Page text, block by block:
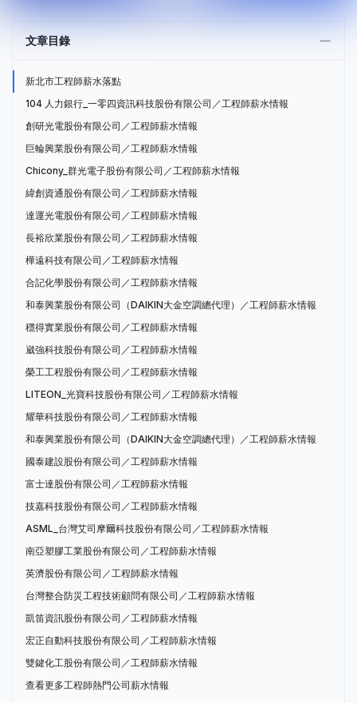
文章目錄
新北市工程師薪水落點
104 人力銀行_一零四資訊科技股份有限公司／工程師薪水情報
創研光電股份有限公司／工程師薪水情報
巨輪興業股份有限公司／工程師薪水情報
Chicony_群光電子股份有限公司／工程師薪水情報
緯創資通股份有限公司／工程師薪水情報
達運光電股份有限公司／工程師薪水情報
長裕欣業股份有限公司／工程師薪水情報
樺遠科技有限公司／工程師薪水情報
合記化學股份有限公司／工程師薪水情報
和泰興業股份有限公司（DAIKIN大金空調總代理）／工程師薪水情報
穩得實業股份有限公司／工程師薪水情報
崴強科技股份有限公司／工程師薪水情報
榮工工程股份有限公司／工程師薪水情報
LITEON_光寶科技股份有限公司／工程師薪水情報
耀華科技股份有限公司／工程師薪水情報
和泰興業股份有限公司（DAIKIN大金空調總代理）／工程師薪水情報
國泰建設股份有限公司／工程師薪水情報
富士達股份有限公司／工程師薪水情報
技嘉科技股份有限公司／工程師薪水情報
ASML_台灣艾司摩爾科技股份有限公司／工程師薪水情報
南亞塑膠工業股份有限公司／工程師薪水情報
英濟股份有限公司／工程師薪水情報
台灣整合防災工程技術顧問有限公司／工程師薪水情報
凱笛資訊股份有限公司／工程師薪水情報
宏正自動科技股份有限公司／工程師薪水情報
雙鍵化工股份有限公司／工程師薪水情報
查看更多工程師熱門公司薪水情報